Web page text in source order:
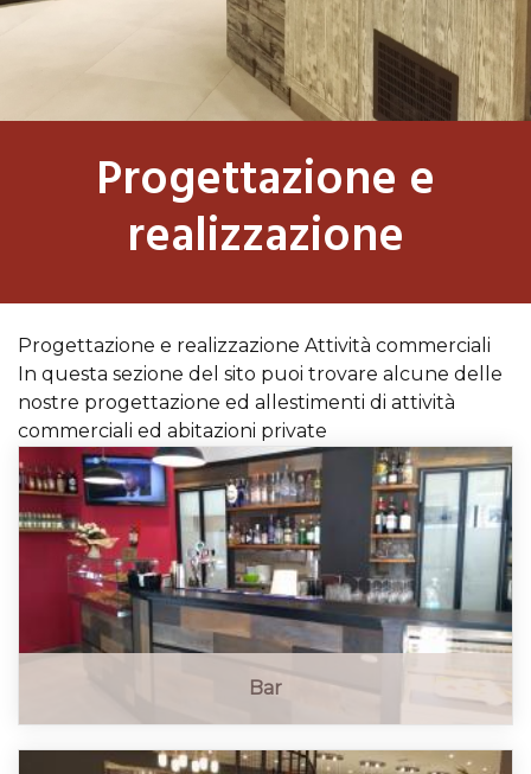
Progettazione e
realizzazione
Progettazione e realizzazione Attività commerciali
In questa sezione del sito puoi trovare alcune delle
nostre progettazione ed allestimenti di attività
commerciali ed abitazioni private
Bar